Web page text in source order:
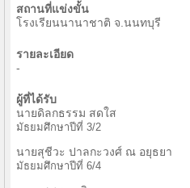
สถานที่แข่งขั้น
โรงเรียนนานาชาติ จ.นนทบุรี
รายละเอียด
-
ผู้ที่ได้รับ
นายดิลกธรรม สดใส
มัธยมศึกษาปีที่ 3/2
นายสุชีวะ ปาลกะวงศ์ ณ อยุธยา
มัธยมศึกษาปีที่ 6/4